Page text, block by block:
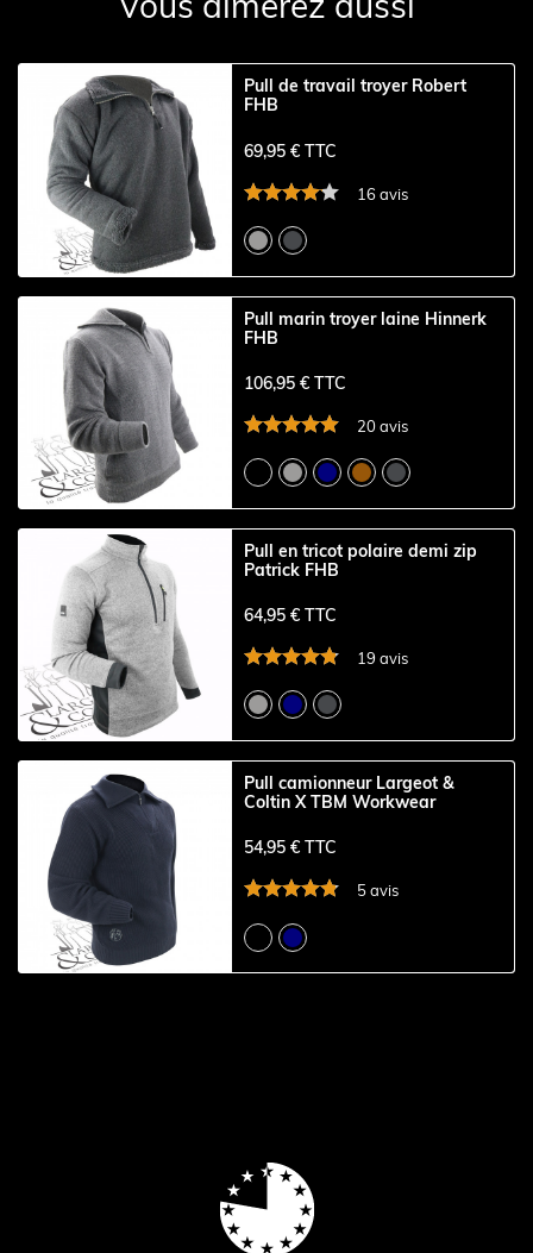
Pull de travail troyer Robert
FHB
69,95 € TTC
16 avis
Pull marin troyer laine Hinnerk
FHB
106,95 € TTC
20 avis
Pull en tricot polaire demi zip
Patrick FHB
64,95 € TTC
19 avis
Pull camionneur Largeot &
Coltin X TBM Workwear
54,95 € TTC
5 avis